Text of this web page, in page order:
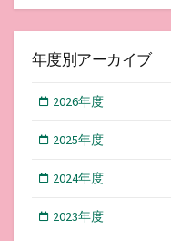
年度別アーカイブ
2026年度
2025年度
2024年度
2023年度